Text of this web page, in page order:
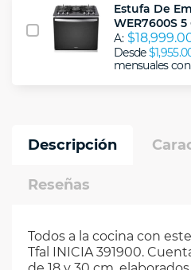
Estufa De
WER7600S
A:
Desde
mensuales
Descripción
Reseñas
Todos a la cocina con
Tfal INICIA 391900.